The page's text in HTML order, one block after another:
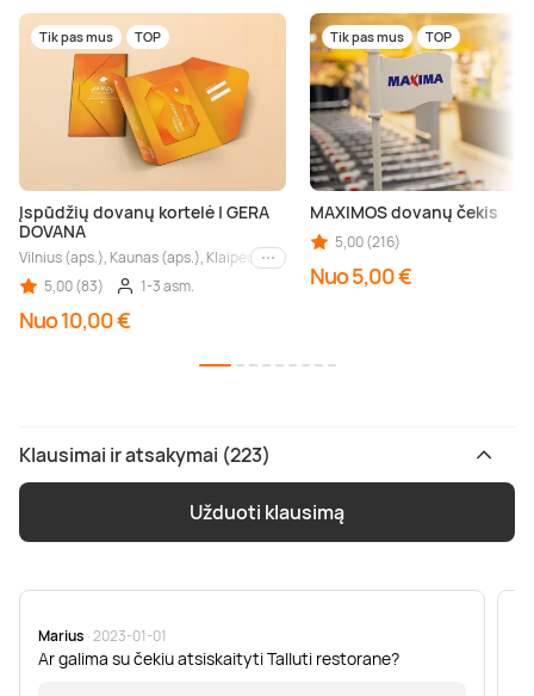
Tik pas mus TOP
Įspūdžių dovanų kortelė | GERA
DOVANA
Vilnius (aps.), Kaunas (aps.), Klaipėda (aps.), Palanga (aps.), Nida (aps.),
Kiti miestai
5,00 (83)
1-3 asm.
Nuo 10,00 €
Tik pas mus TOP
MAXIMOS dovanų čekis
5,00 (216)
Nuo 5,00 €
Klausimai ir atsakymai (223)
Užduoti klausimą
Marius · 2023-01-01
Ar galima su čekiu atsiskaityti Talluti restorane?